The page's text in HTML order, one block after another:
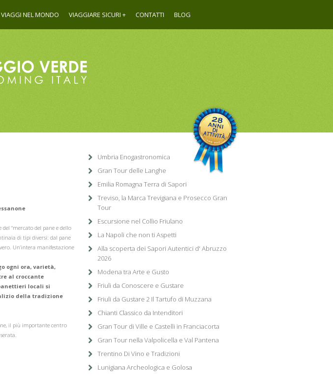
VIAGGI NEL MONDO VIAGGIARE SICURI CONTATTI BLOG
“mercato del pane e dello
di tipi diversi: dal pane
Un’intera manifestazione
ogni ora, varietà,
al croccante
locali si
della tradizione
il più importante centro
Umbria Enogastronomica
Gran Tour delle Langhe
Emilia Romagna Terra di Sapori
Treviso, la Marca Trevigiana e Prosecco Gran
Tour
Escursione nel Collio Friulano
La Napoli che non ti Aspetti
Alla scoperta dei Sapori Autentici d' Abruzzo
2026
Modena tra Arte e Gusto
Friuli da Conoscere e Gustare
Friuli da Gustare 2 Il Tartufo di Muzzana
Chianti Classico da Intenditori
Gran Tour di Ville e Castelli in Franciacorta
Gran Tour nella Valpolicella e Val Pantena
Trentino Di Vino e Tradizioni
Lunigiana Archeologica e Golosa